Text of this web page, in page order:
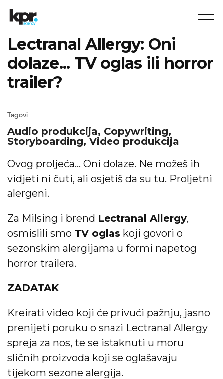
Lectranal Allergy: Oni
dolaze... TV oglas ili horror
trailer?
Tagovi
Audio produkcija, Copywriting,
Storyboarding, Video produkcija
Ovog proljeća... Oni dolaze. Ne možeš ih
vidjeti ni čuti, ali osjetiš da su tu. Proljetni
alergeni.
Za Milsing i brend Lectranal Allergy,
osmislili smo TV oglas koji govori o
sezonskim alergijama u formi napetog
horror trailera.
ZADATAK
Kreirati video koji će privući pažnju, jasno
prenijeti poruku o snazi Lectranal Allergy
spreja za nos, te se istaknuti u moru
sličnih proizvoda koji se oglašavaju
tijekom sezone alergija.